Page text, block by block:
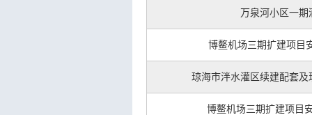
万泉河小区一
博鳌机场三期扩建项目
琼海市泮水灌区续建配套
博鳌机场三期扩建项目